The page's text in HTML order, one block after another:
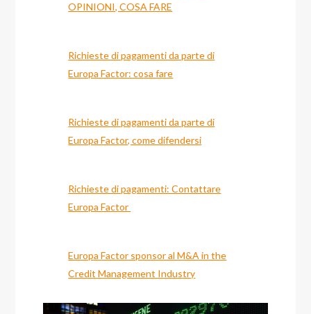
OPINIONI, COSA FARE
Richieste di pagamenti da parte di
Europa Factor: cosa fare
Richieste di pagamenti da parte di
Europa Factor, come difendersi
Richieste di pagamenti: Contattare
Europa Factor
Europa Factor sponsor al M&A in the
Credit Management Industry